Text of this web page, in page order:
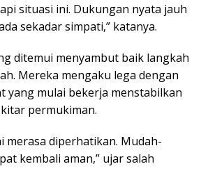
situasi ini. Dukungan nyata jauh
sekadar simpati,” katanya.
ditemui menyambut baik langkah
Mereka mengaku lega dengan
yang mulai bekerja menstabilkan
permukiman.
merasa diperhatikan. Mudah-
kembali aman,” ujar salah